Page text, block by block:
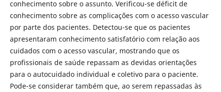
conhecimento sobre o assunto. Verificou-se déficit de
conhecimento sobre as complicações com o acesso vascular
por parte dos pacientes. Detectou-se que os pacientes
apresentaram conhecimento satisfatório com relação aos
cuidados com o acesso vascular, mostrando que os
profissionais de saúde repassam as devidas orientações
para o autocuidado individual e coletivo para o paciente.
Pode-se considerar também que, ao serem repassadas às